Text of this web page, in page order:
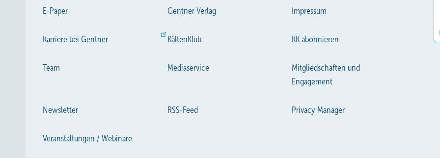
E-Paper Gentner Verlag Impressum
Karriere bei Gentner KältenKlub KK abonnieren
Team Mediaservice
Mitgliedschaften und
Engagement
Newsletter RSS-Feed Privacy Manager
Veranstaltungen / Webinare